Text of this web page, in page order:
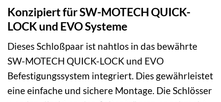
Konzipiert für SW-MOTECH QUICK-
LOCK und EVO Systeme
Dieses Schloßpaar ist nahtlos in das bewährte
SW-MOTECH QUICK-LOCK und EVO
Befestigungssystem integriert. Dies gewährleistet
eine einfache und sichere Montage. Die Schlösser